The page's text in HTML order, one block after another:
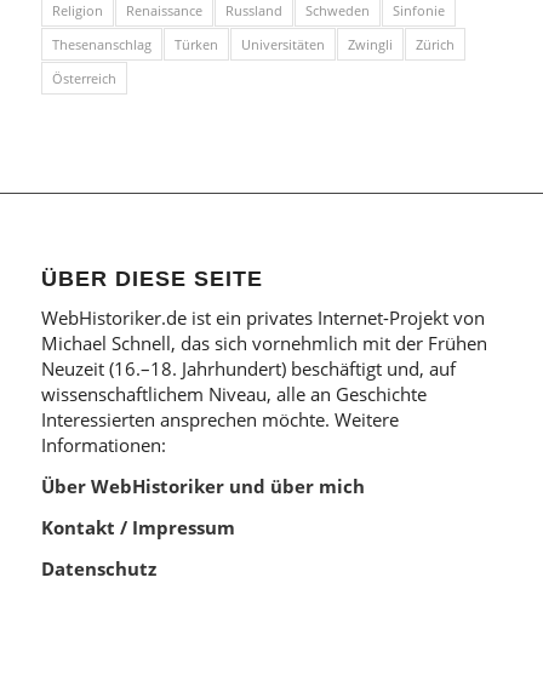
Religion
Renaissance Russland Schweden
Sinfonie
Thesenanschlag
Türken Universitäten Zwingli
Zürich
Österreich
ÜBER DIESE SEITE
WebHistoriker.de ist ein privates Internet-Projekt von
Michael Schnell, das sich vornehmlich mit der Frühen
Neuzeit (16.–18. Jahrhundert) beschäftigt und, auf
wissenschaftlichem Niveau, alle an Geschichte
Interessierten ansprechen möchte. Weitere
Informationen:
Über WebHistoriker und über mich
Kontakt / Impressum
Datenschutz